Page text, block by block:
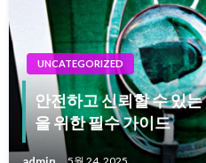
UNCATEGORIZED
안전하고 신뢰할 수 있
을 위한 필수 가이드